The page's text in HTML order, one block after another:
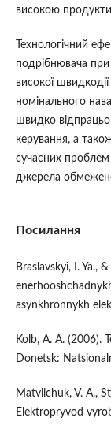
високою
Технологічний
подрібнювача
високої
номінального
швидко
керування, а
сучасних
джерела
Посилання
Braslavskyi, I. Ya.,
asynkhronnykh
Kolb, A. A. (2006).
Donetsk:
Matviichuk, V. A.,
Elektropryvod